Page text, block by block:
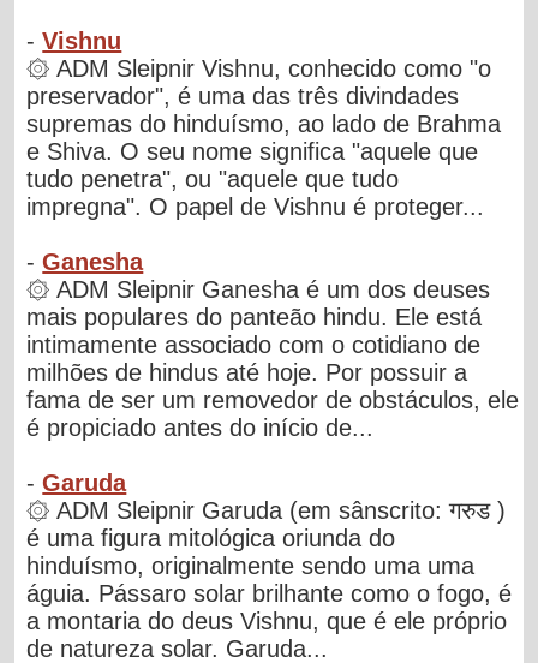
-Vishnu
۞ ADM Sleipnir Vishnu, conhecido como "o
preservador", é uma das três divindades
supremas do hinduísmo, ao lado de Brahma
e Shiva. O seu nome significa "aquele que
tudo penetra", ou "aquele que tudo
impregna". O papel de Vishnu é proteger...
-Ganesha
۞ ADM Sleipnir Ganesha é um dos deuses
mais populares do panteão hindu. Ele está
intimamente associado com o cotidiano de
milhões de hindus até hoje. Por possuir a
fama de ser um removedor de obstáculos, ele
é propiciado antes do início de...
-Garuda
۞ ADM Sleipnir Garuda (em sânscrito: गरुड )
é uma figura mitológica oriunda do
hinduísmo, originalmente sendo uma uma
águia. Pássaro solar brilhante como o fogo, é
a montaria do deus Vishnu, que é ele próprio
de natureza solar. Garuda...